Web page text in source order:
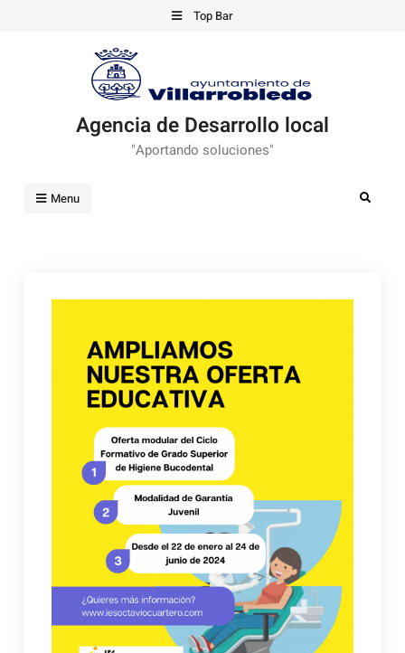
Top Bar
Agencia de Desarrollo local
"Aportando soluciones"
Menu Search